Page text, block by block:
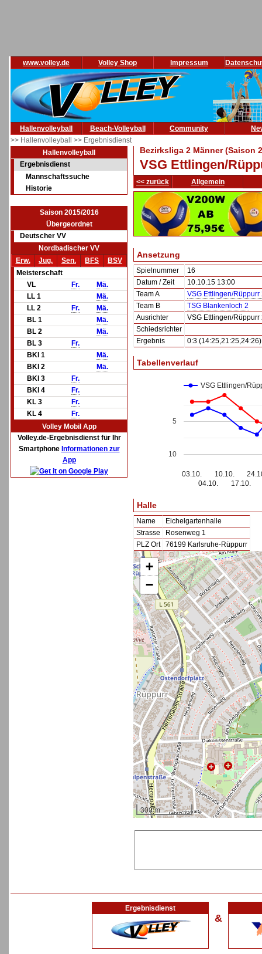
www.volley.de Volley Shop Impressum
Hallenvolleyball Beach-Volleyball Community
>> Hallenvolleyball >> Ergebnisdienst
Hallenvolleyball
Ergebnisdienst
Mannschaftssuche
Historie
Saison 2015/2016
Übergeordnet
Deutscher VV
Nordbadischer VV
Erw.
Jug. Sen. BFS
BSV
Meisterschaft
VL
Fr.
Mä.
LL 1
Mä.
LL 2
Fr.
Mä.
BL 1
Mä.
BL 2
Mä.
BL 3
Fr.
BKl 1
Mä.
BKl 2
Mä.
BKl 3
Fr.
BKl 4
Fr.
KL 3
Fr.
KL 4
Fr.
Volley Mobil App
Volley.de-Ergebnisdienst für Ihr
Smartphone Informationen zur
App
Bezirksliga 2 Männer (Saison
VSG Ettlingen/
<< zurück Allgemein
Ansetzung
Spielnummer
16
Datum / Zeit
10.10.15 13:00
Team A
VSG Ettlingen/Rüppurr
Team B
TSG Blankenloch 2
Ausrichter
VSG Ettlingen/Rüppurr
Schiedsrichter
Ergebnis
0:3 (14:25,21:25,24:26)
Tabellenverlauf
VSG Ettlingen/
03.10.
04.10.
10.10.
17.10.
5
10
Halle
Name
Eichelgartenhalle
Strasse
Rosenweg 1
PLZ Ort
76199 Karlsruhe-Rüppurr
+
−
300 m
Ergebnisdienst
&